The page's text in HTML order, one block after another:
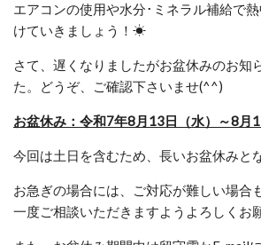
エアコンの使用や水分･ミネラル補給で
けていきましょう！☀
さて、 遅くなりましたがお盆休みのお知
た。どうぞ、ご確認下さいませ(^^)
お盆休み：令和7年8月13日（水）～8月
今回は土日を含むため、長いお盆休みと
お急ぎの場合には、ご対応が難しい場合
一度ご相談いただきますようよろしくお